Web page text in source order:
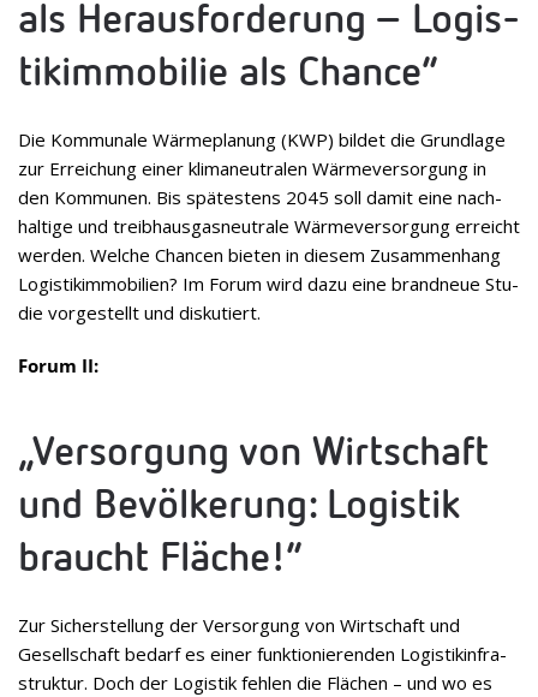
als Her­aus­for­de­rung – Logis­
tik­im­mo­bi­lie als Chance“
Die Kom­mu­nale Wär­me­pla­nung (KWP) bil­det die Grund­lage
zur Errei­chung einer kli­ma­neu­tra­len Wär­me­ver­sor­gung in
den Kom­mu­nen. Bis spä­tes­tens 2045 soll damit eine nach­
hal­tige und treib­haus­gas­neu­trale Wär­me­ver­sor­gung erreicht
wer­den. Wel­che Chan­cen bie­ten in die­sem Zusam­men­hang
Logis­tik­im­mo­bi­lien? Im Forum wird dazu eine brand­neue Stu­
die vor­ge­stellt und diskutiert.
Forum II:
„Ver­sor­gung von Wirt­schaft
und Bevöl­ke­rung: Logis­tik
braucht Fläche!“
Zur Sicher­stel­lung der Ver­sor­gung von Wirt­schaft und
Gesell­schaft bedarf es einer funk­tio­nie­ren­den Logis­tik­in­fra­
struk­tur. Doch der Logis­tik feh­len die Flä­chen – und wo es